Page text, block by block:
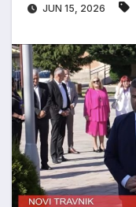
JUN 15, 2026